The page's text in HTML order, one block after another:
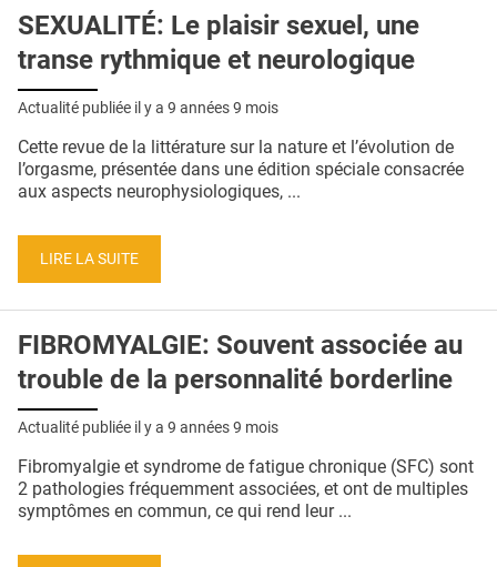
SEXUALITÉ: Le plaisir sexuel, une
transe rythmique et neurologique
Actualité publiée il y a 9 années 9 mois
Cette revue de la littérature sur la nature et l’évolution de
l’orgasme, présentée dans une édition spéciale consacrée
aux aspects neurophysiologiques, ...
LIRE LA SUITE
FIBROMYALGIE: Souvent associée au
trouble de la personnalité borderline
Actualité publiée il y a 9 années 9 mois
Fibromyalgie et syndrome de fatigue chronique (SFC) sont
2 pathologies fréquemment associées, et ont de multiples
symptômes en commun, ce qui rend leur ...